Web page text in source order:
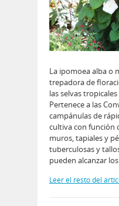
La ipomoea alba o
trepadora de
las selvas
Pertenece a las
campánulas de
cultiva con función
muros, tapiales y
tuberculosas y
pueden alcanzar
Leer el resto del